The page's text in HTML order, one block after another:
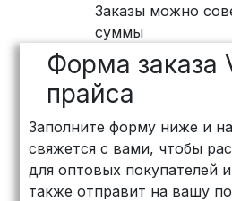
ПЭК: Сроки
дней, стоимость
индивидуально
рублей
объемных
дней, стоимость
Байкал Сервис:
Заказы можно
суммы
Форма заказа
прайса
Заполните форму ниже и
свяжется с вами, чтобы
для оптовых покупателей
также отправит на вашу